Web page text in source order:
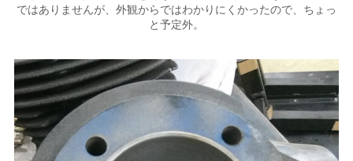
ではありませんが、外観からではわかりにくかったので、ちょっ
と予定外。